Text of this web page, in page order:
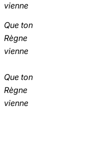
vienne
Que ton
Règne
vienne
Que ton
Règne
vienne